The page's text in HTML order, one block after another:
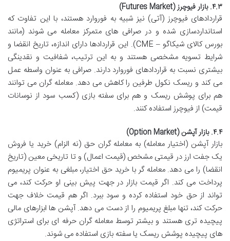
۴.۳. بازار فیوچرز (Futures Market)
قراردادهای فیوچرز (آتی) نیز شبیه به فوروارد هستند، با این تفاوت که
استانداردسازی شده و در صرافی های متمرکز معامله می شوند (مانند
بورس کالای شیکاگو – CME). این قراردادها دارای اندازه، تاریخ انقضا و
شرایط تسویه مشخصی هستند و به این ترتیب، شفافیت و نقدینگی
بیشتری نسبت به قراردادهای فوروارد دارند. صرافی به عنوان واسطه عمل
می کند و ریسک نکول طرفین را کاهش می دهد. معامله گران می توانند
هم برای پوشش ریسک و هم برای سفته بازی (کسب سود از نوسانات
قیمت) از فیوچرز استفاده کنند.
۴.۴. بازار آپشن (Option Market)
بازار آپشن (اختیار معامله) به معامله گران حق (نه الزام) خرید یا فروش
یک جفت ارز در قیمتی مشخص (قیمت اعمال) و تا تاریخی معین (تاریخ
انقضا) را می دهد. معامله گر با خرید حق اختیار، مبلغی به عنوان پریمیوم
پرداخت می کند. اگر قیمت بازار در جهت پیش بینی او حرکت کند، می
تواند از حق خود استفاده کرده و سود ببرد. اگر هم قیمت خلاف جهت
حرکت کند، تنها مبلغ پریمیوم را از دست می دهد. آپشن ها ابزارهای مالی
پیچیده تری هستند و بیشتر توسط معامله گران حرفه ای برای استراتژی
های پیچیده پوشش ریسک یا سفته بازی استفاده می شوند.